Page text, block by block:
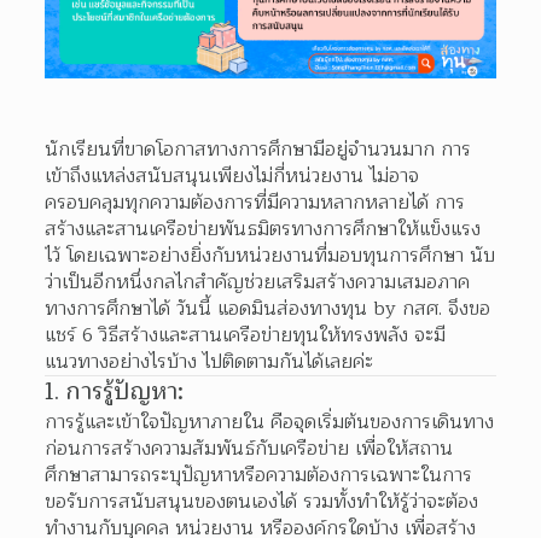
นักเรียนที่ขาดโอกาสทางการศึกษามีอยู่จำนวนมาก การ
เข้าถึงแหล่งสนับสนุนเพียงไม่กี่หน่วยงาน ไม่อาจ
ครอบคลุมทุกความต้องการที่มีความหลากหลายได้ การ
สร้างและสานเครือข่ายพันธมิตรทางการศึกษาให้แข็งแรง
ไว้ โดยเฉพาะอย่างยิ่งกับหน่วยงานที่มอบทุนการศึกษา นับ
ว่าเป็นอีกหนึ่งกลไกสำคัญช่วยเสริมสร้างความเสมอภาค
ทางการศึกษาได้ วันนี้ แอดมินส่องทางทุน by กสศ. จึงขอ
แชร์ 6 วิธีสร้างและสานเครือข่ายทุนให้ทรงพลัง จะมี
แนวทางอย่างไรบ้าง ไปติดตามกันได้เลยค่ะ
1. การรู้ปัญหา:
การรู้และเข้าใจปัญหาภายใน คือจุดเริ่มต้นของการเดินทาง
ก่อนการสร้างความสัมพันธ์กับเครือข่าย เพื่อให้สถาน
ศึกษาสามารถระบุปัญหาหรือความต้องการเฉพาะในการ
ขอรับการสนับสนุนของตนเองได้ รวมทั้งทำให้รู้ว่าจะต้อง
ทำงานกับบุคคล หน่วยงาน หรือองค์กรใดบ้าง เพื่อสร้าง